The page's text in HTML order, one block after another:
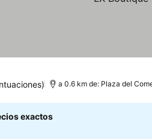
a 0.6 km de: Plaza del
exactos